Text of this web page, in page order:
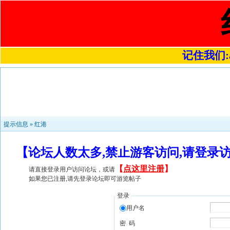
记住我们
提示信息 » 红港
【论坛人数太多,禁止游客访问,请登
请直接登录用户访问论坛，或请 【 点这里注册】
如果您已注册,请先登录论坛即可游览帖子
登录
用户名
密 码